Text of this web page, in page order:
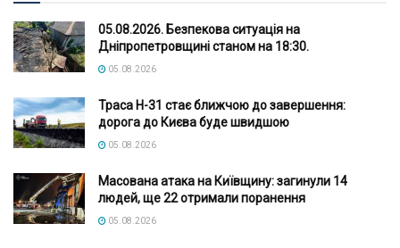
05.08.2026. Безпекова ситуація на
Дніпропетровщині станом на 18:30.
05.08.2026
Траса Н-31 стає ближчою до завершення:
дорога до Києва буде швидшою
05.08.2026
Масована атака на Київщину: загинули 14
людей, ще 22 отримали поранення
05.08.2026